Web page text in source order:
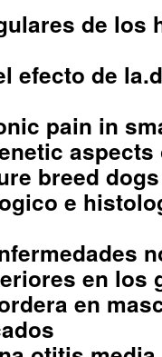
de los
efecto de
pain in
breed
e
en los
en